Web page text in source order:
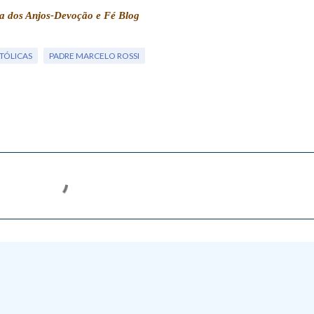
dos Anjos-Devoção e Fé Blog
PADRE MARCELO ROSSI